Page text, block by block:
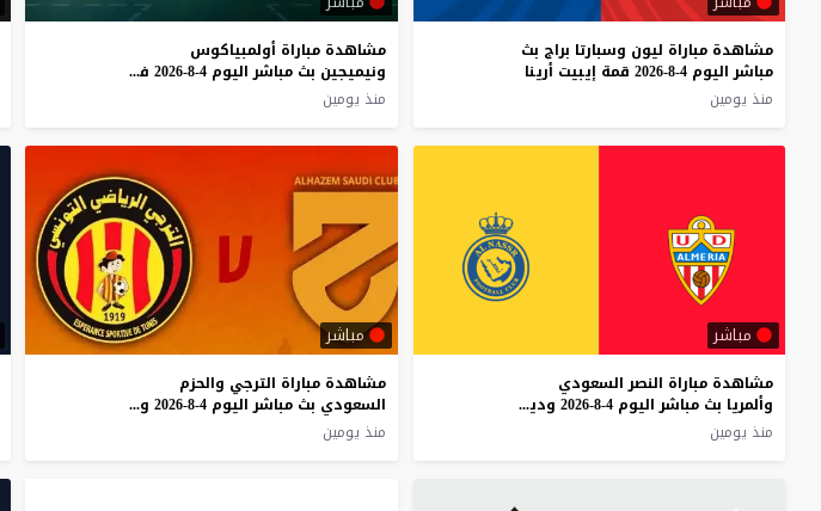
مشاهدة مباراة ليون وسبارتا براج بث
مباشر اليوم 4-8-2026 قمة إيبيت أرينا
منذ يومين
مشاهدة مباراة أولمبياكوس
ونيميجين بث مباشر اليوم 4-8-2026 في دوري أبطال أوروبا
منذ يومين
مباشر
مشاهدة مباراة النصر السعودي
وألمريا بث مباشر اليوم 4-8-2026 ودية العالمي على سيدادي دو فوتيبول
منذ يومين
مباشر
مشاهدة مباراة الترجي والحزم
السعودي بث مباشر اليوم 4-8-2026 ودية مركب حسان بالخوجة
منذ يومين